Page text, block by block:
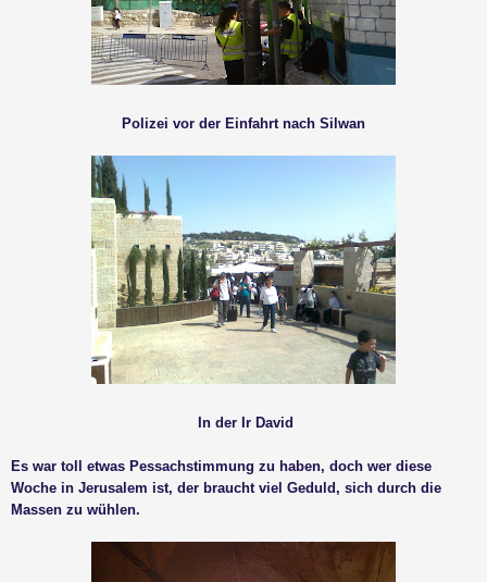
Polizei vor der Einfahrt nach Silwan
In der Ir David
Es war toll etwas Pessachstimmung zu haben, doch wer diese
Woche in Jerusalem ist, der braucht viel Geduld, sich durch die
Massen zu wühlen.